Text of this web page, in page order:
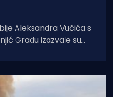
Aleksandra Vučića s
Gradu izazvale su